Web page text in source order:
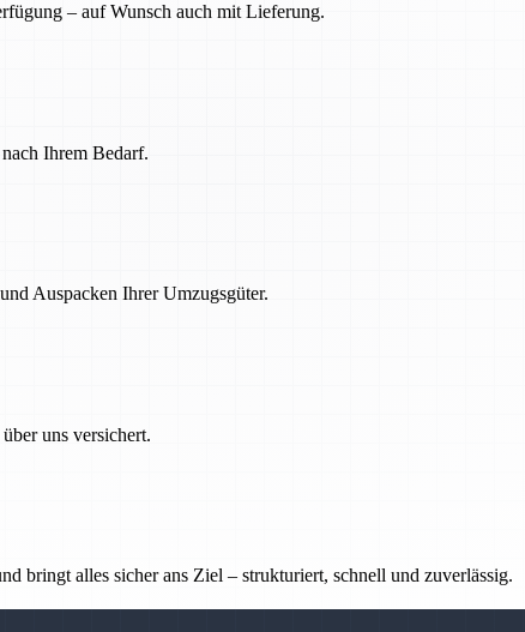
– auf Wunsch auch mit Lieferung.
Ihrem Bedarf.
Auspacken Ihrer Umzugsgüter.
uns versichert.
bringt alles sicher ans Ziel – strukturiert, schnell und zuverlässig.